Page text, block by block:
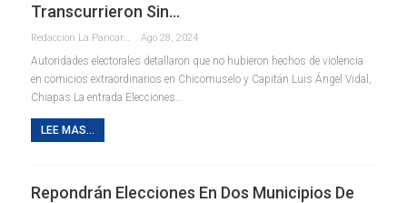
Transcurrieron Sin…
Redaccion La Pancarta De Quintana Roo Ago 28, 2024
Autoridades electorales detallaron que no hubieron hechos de violencia
en comicios extraordinarios en Chicomuselo y Capitán Luis Ángel Vidal,
Chiapas La entrada Elecciones…
LEE MAS...
Repondrán Elecciones En Dos Municipios De